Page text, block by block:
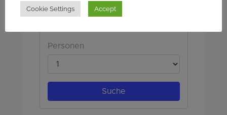
Cookie Settings Accept